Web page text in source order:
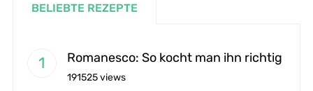
BELIEBTE REZEPTE
Romanesco: So kocht man ihn richtig
191525 views